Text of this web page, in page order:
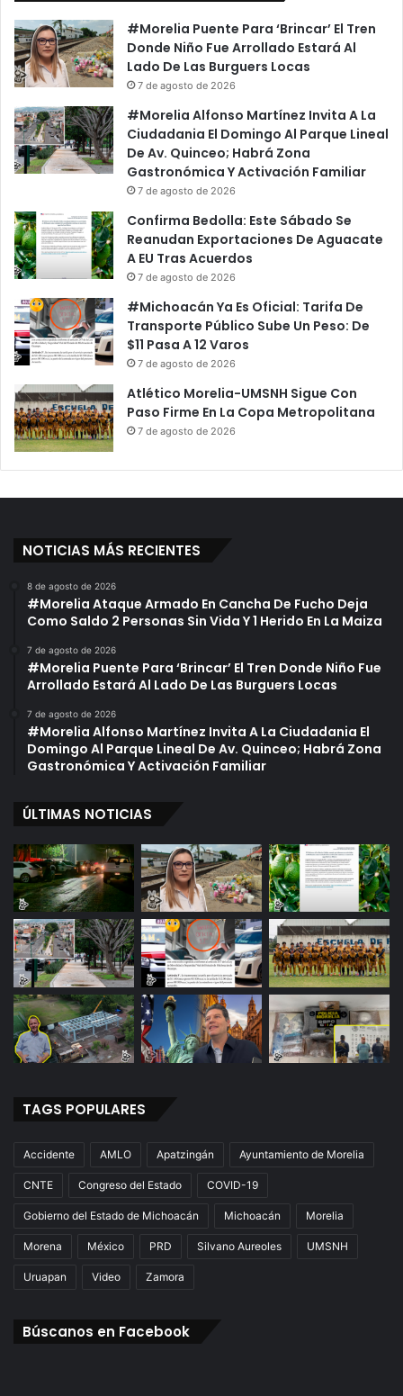
#Morelia Puente Para ‘Brincar’ El Tren
Donde Niño Fue Arrollado Estará Al
Lado De Las Burguers Locas
7 de agosto de 2026
#Morelia Alfonso Martínez Invita A La
Ciudadania El Domingo Al Parque Lineal
De Av. Quinceo; Habrá Zona
Gastronómica Y Activación Familiar
7 de agosto de 2026
Confirma Bedolla: Este Sábado Se
Reanudan Exportaciones De Aguacate
A EU Tras Acuerdos
7 de agosto de 2026
#Michoacán Ya Es Oficial: Tarifa De
Transporte Público Sube Un Peso: De
$11 Pasa A 12 Varos
7 de agosto de 2026
Atlético Morelia-UMSNH Sigue Con
Paso Firme En La Copa Metropolitana
7 de agosto de 2026
NOTICIAS MÁS RECIENTES
8 de agosto de 2026
#Morelia Ataque Armado En Cancha De Fucho Deja
Como Saldo 2 Personas Sin Vida Y 1 Herido En La Maiza
7 de agosto de 2026
#Morelia Puente Para ‘Brincar’ El Tren Donde Niño Fue
Arrollado Estará Al Lado De Las Burguers Locas
7 de agosto de 2026
#Morelia Alfonso Martínez Invita A La Ciudadania El
Domingo Al Parque Lineal De Av. Quinceo; Habrá Zona
Gastronómica Y Activación Familiar
ÚLTIMAS NOTICIAS
TAGS POPULARES
Accidente AMLO Apatzingán Ayuntamiento de Morelia
CNTE Congreso del Estado COVID-19
Gobierno del Estado de Michoacán Michoacán Morelia
Morena México PRD Silvano Aureoles UMSNH
Uruapan Video Zamora
Búscanos en Facebook